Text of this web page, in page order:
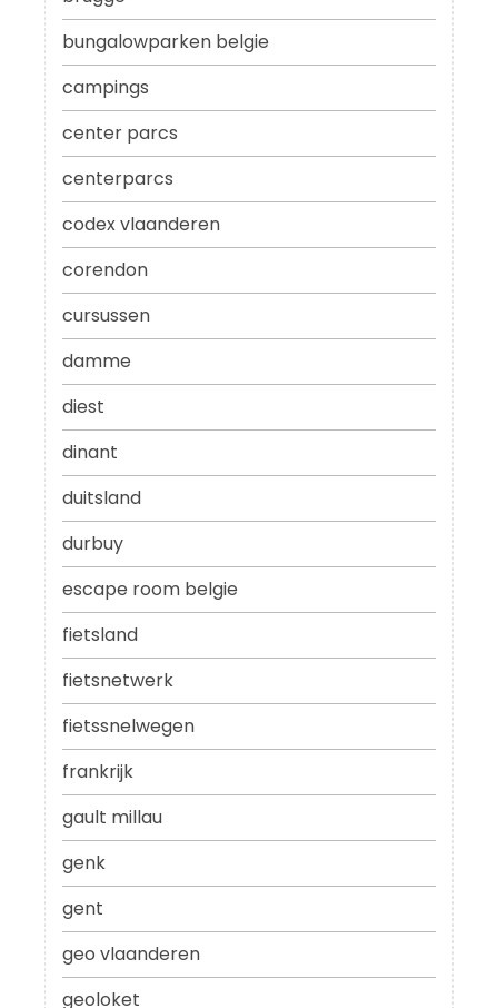
bungalowparken belgie
campings
center parcs
centerparcs
codex vlaanderen
corendon
cursussen
damme
diest
dinant
duitsland
durbuy
escape room belgie
fietsland
fietsnetwerk
fietssnelwegen
frankrijk
gault millau
genk
gent
geo vlaanderen
geoloket